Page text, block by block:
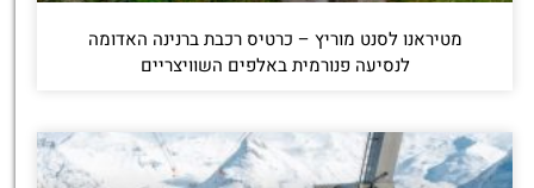
מטיראנו לסנט מוריץ – כרטיס רכבת ברנינה האדומה
לנסיעה פנורמית באלפים השוויצריים